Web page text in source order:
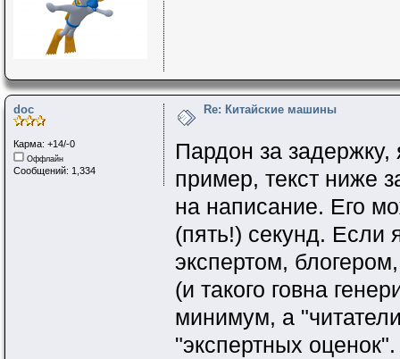
doc
Карма: +14/-0
Оффлайн
Сообщений: 1,334
Re: Китайские машины
Пардон за
пример, текст ниже
на написание. Его
(пять!) секунд. Если
экспертом,
(и такого говна
минимум, а
"экспертных